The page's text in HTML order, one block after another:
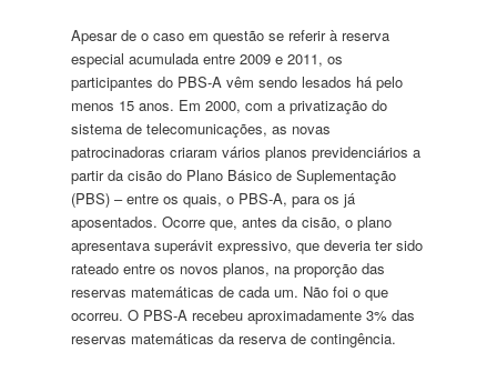
Apesar de o caso em questão se referir à reserva
especial acumulada entre 2009 e 2011, os
participantes do PBS-A vêm sendo lesados há pelo
menos 15 anos. Em 2000, com a privatização do
sistema de telecomunicações, as novas
patrocinadoras criaram vários planos previdenciários a
partir da cisão do Plano Básico de Suplementação
(PBS) – entre os quais, o PBS-A, para os já
aposentados. Ocorre que, antes da cisão, o plano
apresentava superávit expressivo, que deveria ter sido
rateado entre os novos planos, na proporção das
reservas matemáticas de cada um. Não foi o que
ocorreu. O PBS-A recebeu aproximadamente 3% das
reservas matemáticas da reserva de contingência.